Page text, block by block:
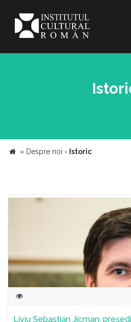
» Despre noi › Istoric
Liviu Sebastian Jicman,